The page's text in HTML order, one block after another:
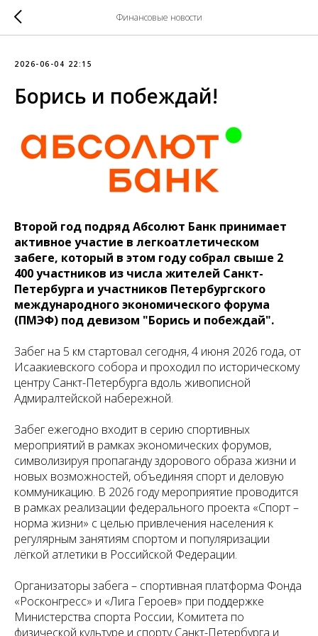
Финансовые новости
2026-06-04 22:15
Борись и побеждай!
Второй год подряд Абсолют Банк принимает
активное участие в легкоатлетическом
забеге, который в этом году собрал свыше 2
400 участников из числа жителей Санкт-
Петербурга и участников Петербургского
международного экономического форума
(ПМЭФ) под девизом "Борись и побеждай".
Забег на 5 км стартовал сегодня, 4 июня 2026 года, от
Исаакиевского собора и проходил по историческому
центру Санкт-Петербурга вдоль живописной
Адмиралтейской набережной.
Забег ежегодно входит в серию спортивных
мероприятий в рамках экономических форумов,
символизируя пропаганду здорового образа жизни и
новых возможностей, объединяя спорт и деловую
коммуникацию. В 2026 году мероприятие проводится
в рамках реализации федерального проекта «Спорт –
норма жизни» с целью привлечения населения к
регулярным занятиям спортом и популяризации
лёгкой атлетики в Российской Федерации.
Организаторы забега – спортивная платформа Фонда
«Росконгресс» и «Лига Героев» при поддержке
Министерства спорта России, Комитета по
физической культуре и спорту Санкт-Петербурга и